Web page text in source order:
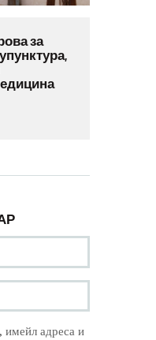
за
имейл адреса и